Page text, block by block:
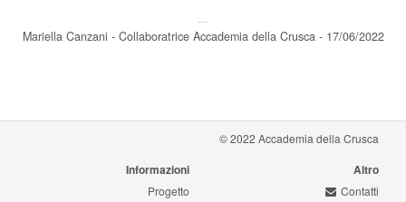
---
Mariella Canzani - Collaboratrice Accademia della Crusca - 17/06/2022
© 2022 Accademia della Crusca
Informazioni
Progetto
Altro
Contatti